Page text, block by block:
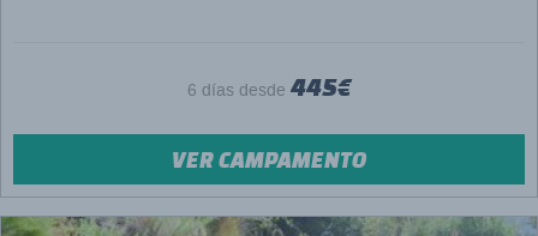
6 días desde 445€
VER CAMPAMENTO